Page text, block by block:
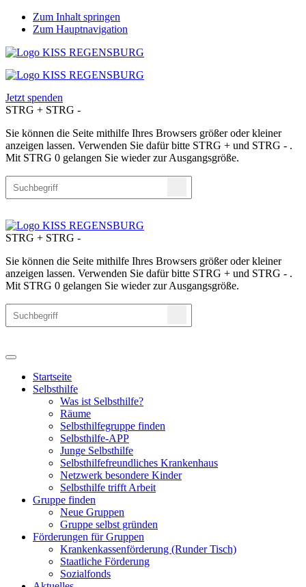
Zum Inhalt springen
Zum Hauptnavigation
Jetzt spenden
STRG + STRG -
Sie können die Seite mithilfe Ihres Browsers größer oder kleiner
anzeigen lassen. Verwenden Sie dafür bitte STRG + und STRG - .
Mit STRG 0 gelangen Sie wieder zur Ausgangsgröße.
STRG + STRG -
Sie können die Seite mithilfe Ihres Browsers größer oder kleiner
anzeigen lassen. Verwenden Sie dafür bitte STRG + und STRG - .
Mit STRG 0 gelangen Sie wieder zur Ausgangsgröße.
Startseite
Selbsthilfe
Was ist Selbsthilfe?
Räume
Selbsthilfegruppe finden
Selbsthilfe-APP
Junge Selbsthilfe
Selbsthilfefreundliches Krankenhaus
Netzwerk besondere Kinder
Selbsthilfe trifft Arbeit
Gruppe finden
Neue Gruppen
Gruppe selbst gründen
Förderungen für Gruppen
Krankenkassenförderung (Runder Tisch)
Staatliche Förderung
Sozialfonds